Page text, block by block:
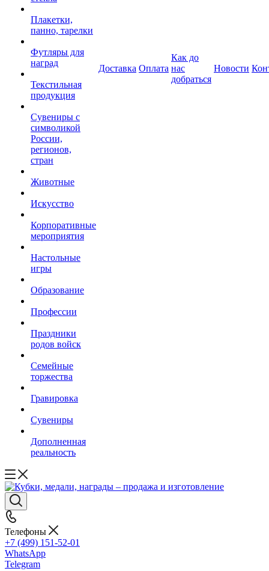
Плакетки,
панно, тарелки
Футляры для
наград
Текстильная
продукция
Сувениры с
символикой
России,
регионов,
стран
Животные
Искусство
Корпоративные
мероприятия
Настольные
игры
Образование
Профессии
Праздники
родов войск
Семейные
торжества
Гравировка
Сувениры
Дополненная
реальность
Доставка Оплата
Как до
нас
добраться
Новости
Телефоны
+7 (499) 151-52-01
WhatsApp
Telegram